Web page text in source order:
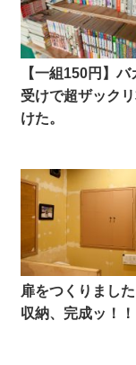
【一組150円】バ
受けで超ザック
けた。
扉をつくりまし
収納、完成ッ！！